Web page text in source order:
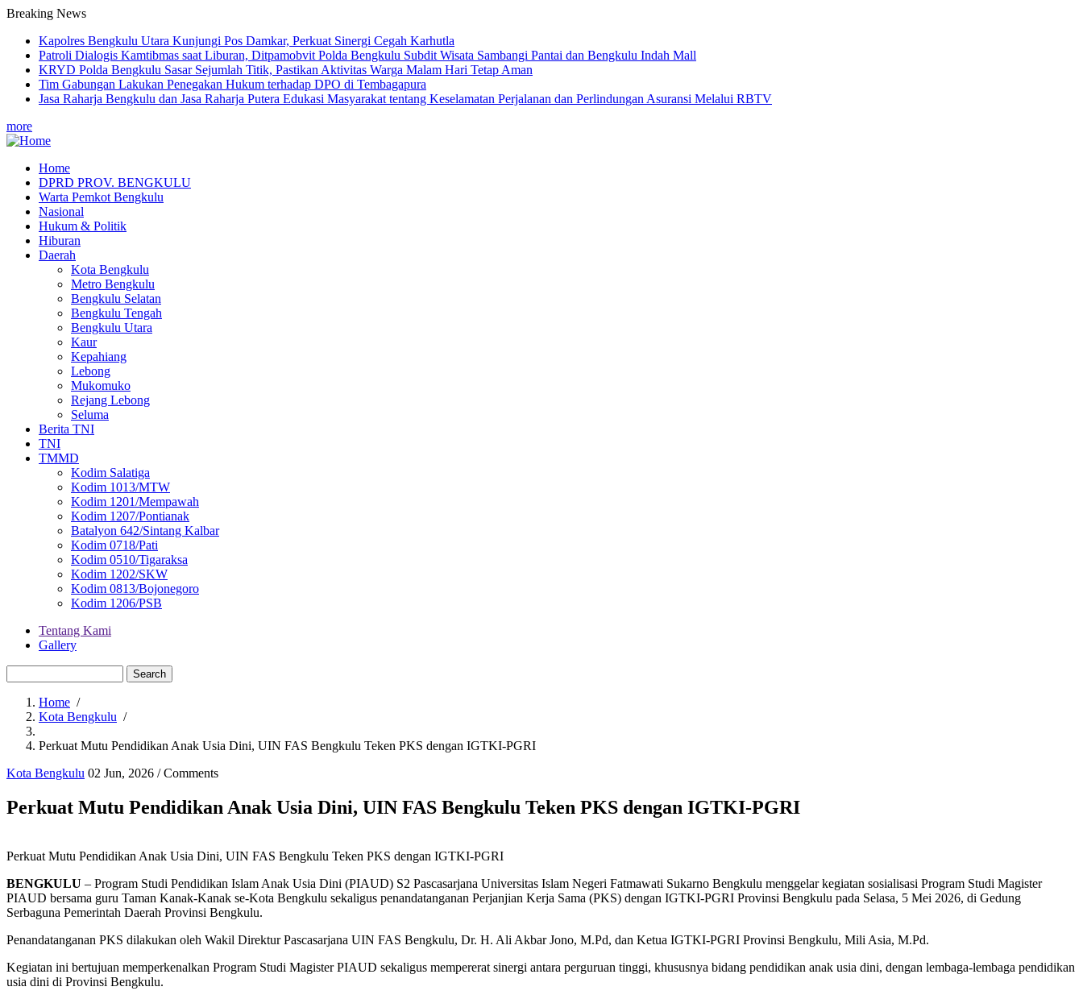
Breaking News
Kapolres Bengkulu Utara Kunjungi Pos Damkar, Perkuat Sinergi Cegah Karhutla
Patroli Dialogis Kamtibmas saat Liburan, Ditpamobvit Polda Bengkulu Subdit Wisata Sambangi Pantai dan Bengkulu Indah Mall
KRYD Polda Bengkulu Sasar Sejumlah Titik, Pastikan Aktivitas Warga Malam Hari Tetap Aman
Tim Gabungan Lakukan Penegakan Hukum terhadap DPO di Tembagapura
Jasa Raharja Bengkulu dan Jasa Raharja Putera Edukasi Masyarakat tentang Keselamatan Perjalanan dan Perlindungan Asuransi Melalui RBTV
more
Main
navigation
Home
DPRD PROV. BENGKULU
Warta Pemkot Bengkulu
Nasional
Hukum & Politik
Hiburan
Daerah
Kota Bengkulu
Metro Bengkulu
Bengkulu Selatan
Bengkulu Tengah
Bengkulu Utara
Kaur
Kepahiang
Lebong
Mukomuko
Rejang Lebong
Seluma
Berita TNI
TNI
TMMD
Kodim Salatiga
Kodim 1013/MTW
Kodim 1201/Mempawah
Kodim 1207/Pontianak
Batalyon 642/Sintang Kalbar
Kodim 0718/Pati
Kodim 0510/Tigaraksa
Kodim 1202/SKW
Kodim 0813/Bojonegoro
Kodim 1206/PSB
Menu
second
Tentang Kami
Gallery
Breadcrumb
Home /
Kota Bengkulu /
Perkuat Mutu Pendidikan Anak Usia Dini, UIN FAS Bengkulu Teken PKS dengan IGTKI-PGRI
Kota Bengkulu 02 Jun, 2026 /Comments
Perkuat Mutu Pendidikan Anak Usia Dini, UIN FAS Bengkulu Teken PKS dengan IGTKI-PGRI
Perkuat Mutu Pendidikan Anak Usia Dini, UIN FAS Bengkulu Teken PKS dengan IGTKI-PGRI
BENGKULU – Program Studi Pendidikan Islam Anak Usia Dini (PIAUD) S2 Pascasarjana Universitas Islam Negeri Fatmawati Sukarno Bengkulu menggelar kegiatan sosialisasi Program Studi Magister
PIAUD bersama guru Taman Kanak-Kanak se-Kota Bengkulu sekaligus penandatanganan Perjanjian Kerja Sama (PKS) dengan IGTKI-PGRI Provinsi Bengkulu pada Selasa, 5 Mei 2026, di Gedung
Serbaguna Pemerintah Daerah Provinsi Bengkulu.
Penandatanganan PKS dilakukan oleh Wakil Direktur Pascasarjana UIN FAS Bengkulu, Dr. H. Ali Akbar Jono, M.Pd, dan Ketua IGTKI-PGRI Provinsi Bengkulu, Mili Asia, M.Pd.
Kegiatan ini bertujuan memperkenalkan Program Studi Magister PIAUD sekaligus mempererat sinergi antara perguruan tinggi, khususnya bidang pendidikan anak usia dini, dengan lembaga-lembaga pendidikan
usia dini di Provinsi Bengkulu.